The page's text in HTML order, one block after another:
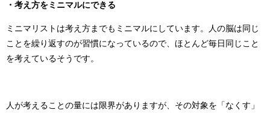
・考え方をミニマルにできる
ミニマリストは考え方までもミニマルにしています。人の脳は同じ
ことを繰り返すのが習慣になっているので、ほとんど毎日同じこと
を考えているそうです。
人が考えることの量には限界がありますが、その対象を「なくす」